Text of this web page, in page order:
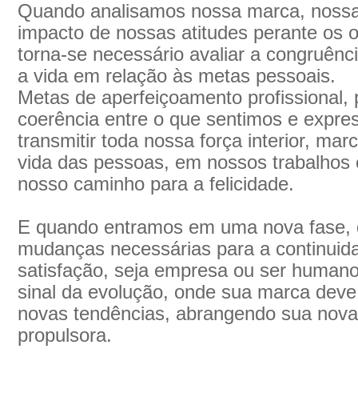
Quando analisamos nossa marca,
impacto de nossas atitudes perante os
torna-se necessário avaliar a
a vida em relação às metas pessoais.
Metas de aperfeiçoamento profissional,
coerência entre o que sentimos e
transmitir toda nossa força interior,
vida das pessoas, em nossos
nosso caminho para a felicidade.
E quando entramos em uma nova
mudanças necessárias para a
satisfação, seja empresa ou ser
sinal da evolução, onde sua marca
novas tendências, abrangendo sua
propulsora.